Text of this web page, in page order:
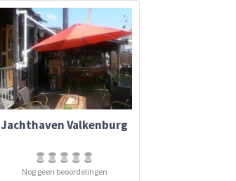
Jachthaven Valkenburg
Nog geen beoordelingen